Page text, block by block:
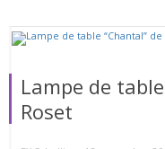
Lampe de
Roset